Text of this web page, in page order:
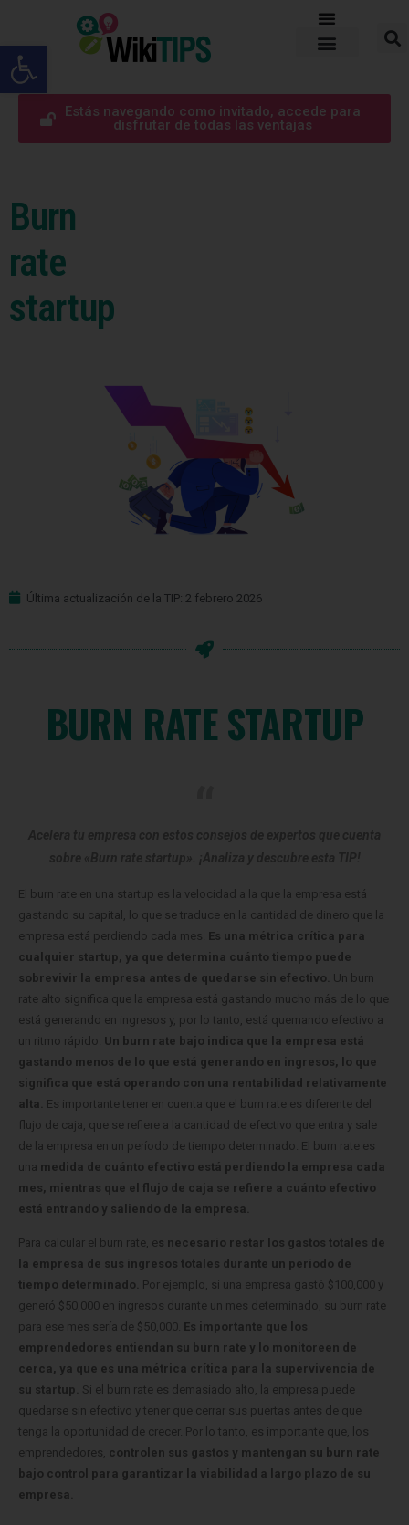
Abrir barra de herramientas
Estás navegando como invitado, accede para
disfrutar de todas las ventajas
Burn
rate
startup
Última actualización de la TIP: 2 febrero 2026
BURN RATE STARTUP
El burn rate en una startup es la velocidad a la que la empresa está
gastando su capital, lo que se traduce en la cantidad de dinero que la
empresa está perdiendo cada mes. Es una métrica crítica para
cualquier startup, ya que determina cuánto tiempo puede
sobrevivir la empresa antes de quedarse sin efectivo. Un burn
rate alto significa que la empresa está gastando mucho más de lo que
está generando en ingresos y, por lo tanto, está quemando efectivo a
un ritmo rápido. Un burn rate bajo indica que la empresa está
gastando menos de lo que está generando en ingresos, lo que
significa que está operando con una rentabilidad relativamente
alta. Es importante tener en cuenta que el burn rate es diferente del
flujo de caja, que se refiere a la cantidad de efectivo que entra y sale
de la empresa en un período de tiempo determinado. El burn rate es
una medida de cuánto efectivo está perdiendo la empresa cada
mes, mientras que el flujo de caja se refiere a cuánto efectivo
está entrando y saliendo de la empresa.
Para calcular el burn rate, e s necesario restar los gastos totales de
la empresa de sus ingresos totales durante un período de
tiempo determinado. Por ejemplo, si una empresa gastó $100,000 y
generó $50,000 en ingresos durante un mes determinado, su burn rate
para ese mes sería de $50,000. Es importante que los
emprendedores entiendan su burn rate y lo monitoreen de
cerca, ya que es una métrica crítica para la supervivencia de
su startup. Si el burn rate es demasiado alto, la empresa puede
quedarse sin efectivo y tener que cerrar sus puertas antes de que
tenga la oportunidad de crecer. Por lo tanto, es importante que, los
emprendedores, controlen sus gastos y mantengan su burn rate
bajo control para garantizar la viabilidad a largo plazo de su
empresa.